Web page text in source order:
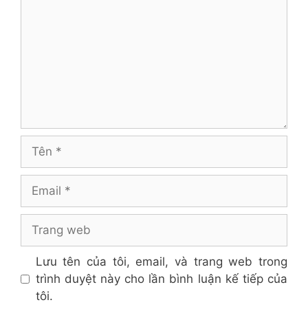
Tên
Email
Trang
Lưu tên của tôi, email, và trang web trong
trình duyệt này cho lần bình luận kế tiếp của
tôi.